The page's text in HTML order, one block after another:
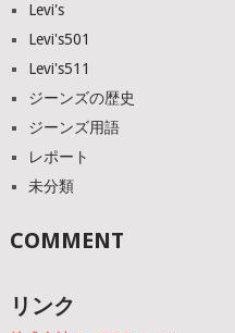
Levi's
Levi's501
Levi's511
ジーンズの歴史
ジーンズ用語
レポート
未分類
COMMENT
リンク